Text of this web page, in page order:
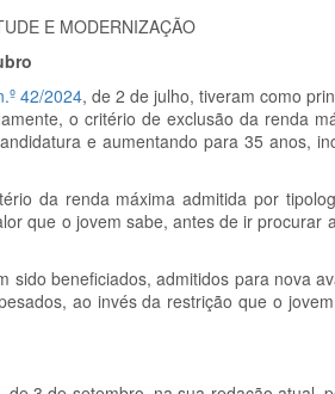
E MODERNIZAÇÃO
42/2024, de 2 de julho, tiveram como
o critério de exclusão da renda
e aumentando para 35 anos,
da renda máxima admitida por
que o jovem sabe, antes de ir procurar
sido beneficiados, admitidos para nova
ao invés da restrição que o